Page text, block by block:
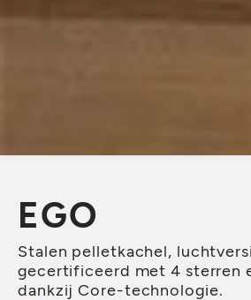
EGO
Stalen pelletkachel,
gecertificeerd met 4 sterren
dankzij Core-technologie.